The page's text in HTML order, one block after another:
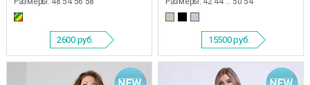
2600 руб. 15500руб.